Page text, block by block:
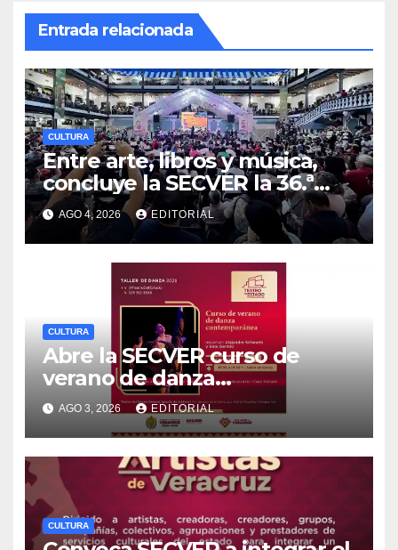
Entrada relacionada
CULTURA
Entre arte, libros y música,
concluye la SECVER la 36.ª
FNLIyJ
AGO 4, 2026 EDITORIAL
CULTURA
Abre la SECVER curso de
verano de danza
contemporánea en el Teatro
del Estado
AGO 3, 2026 EDITORIAL
CULTURA